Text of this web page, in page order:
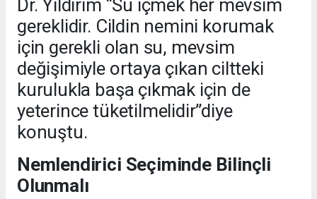
Dr. Yıldırım “Su içmek her mevsim
gereklidir. Cildin nemini korumak
için gerekli olan su, mevsim
değişimiyle ortaya çıkan ciltteki
kurulukla başa çıkmak için de
yeterince tüketilmelidir”diye
konuştu.
Nemlendirici Seçiminde Bilinçli
Olunmalı